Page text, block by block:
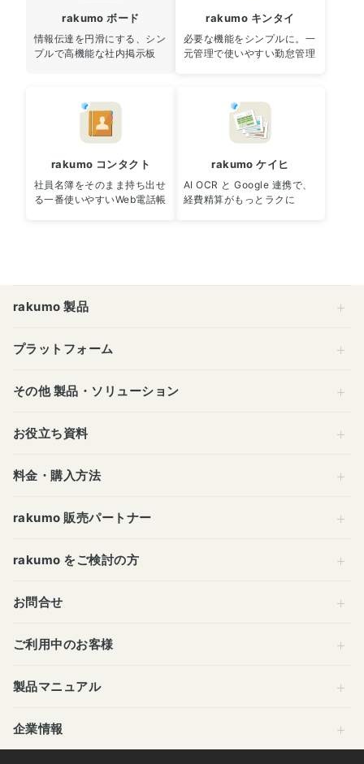
rakumo ボード
情報伝達を円滑にする、シン
プルで高機能な社内掲示板
rakumo キンタイ
必要な機能をシンプルに。一
元管理で使いやすい勤怠管理
rakumo コンタクト
社員名簿をそのまま持ち出せ
る一番使いやすいWeb電話帳
rakumo ケイヒ
AI OCR と Google 連携で、
経費精算がもっとラクに
rakumo 製品
プラットフォーム
その他 製品・ソリューション
お役立ち資料
料金・購入方法
rakumo 販売パートナー
rakumo をご検討の方
お問合せ
ご利用中のお客様
製品マニュアル
企業情報